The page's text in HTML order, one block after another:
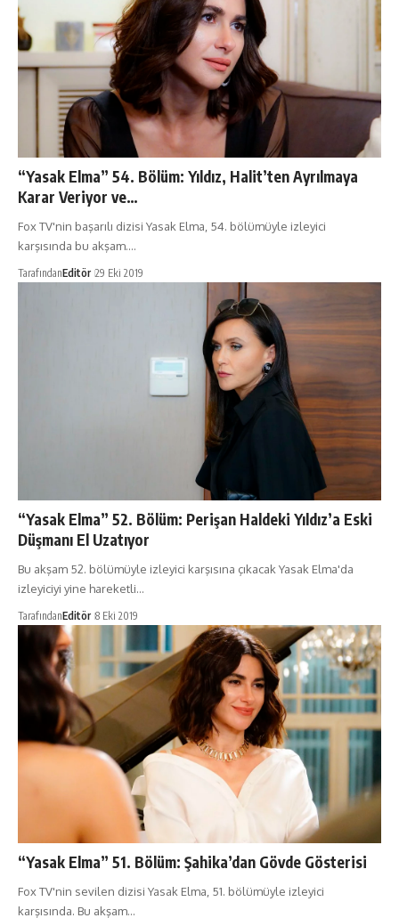
“Yasak Elma” 54. Bölüm: Yıldız, Halit’ten Ayrılmaya
Karar Veriyor ve…
Fox TV'nin başarılı dizisi Yasak Elma, 54. bölümüyle izleyici
karşısında bu akşam.…
TarafındanEditör 29 Eki 2019
“Yasak Elma” 52. Bölüm: Perişan Haldeki Yıldız’a Eski
Düşmanı El Uzatıyor
Bu akşam 52. bölümüyle izleyici karşısına çıkacak Yasak Elma'da
izleyiciyi yine hareketli…
TarafındanEditör 8 Eki 2019
“Yasak Elma” 51. Bölüm: Şahika’dan Gövde Gösterisi
Fox TV'nin sevilen dizisi Yasak Elma, 51. bölümüyle izleyici
karşısında. Bu akşam…